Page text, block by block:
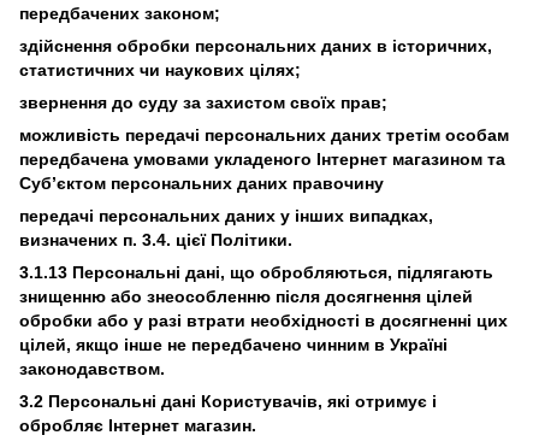
передбачених законом;
здійснення обробки персональних даних в історичних,
статистичних чи наукових цілях;
звернення до суду за захистом своїх прав;
можливість передачі персональних даних третім особам
передбачена умовами укладеного Інтернет магазином та
Суб’єктом персональних даних правочину
передачі персональних даних у інших випадках,
визначених п. 3.4. цієї Політики.
3.1.13 Персональні дані, що обробляються, підлягають
знищенню або знеособленню після досягнення цілей
обробки або у разі втрати необхідності в досягненні цих
цілей, якщо інше не передбачено чинним в Україні
законодавством.
3.2 Персональні дані Користувачів, які отримує і
обробляє Інтернет магазин.